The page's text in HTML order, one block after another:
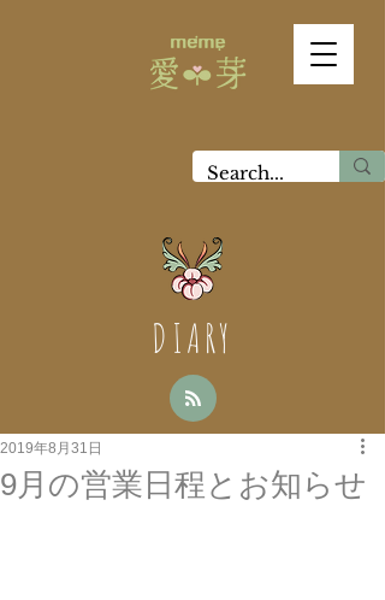
DIARY
9月の営業日程とお知らせ
2019年8月31日